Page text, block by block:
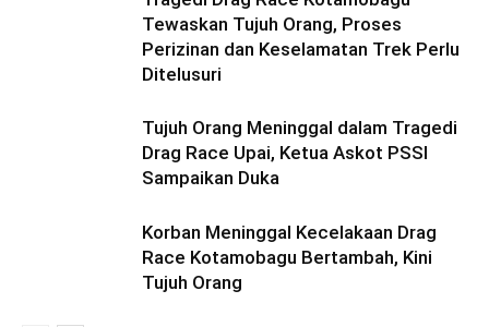
Tewaskan Tujuh Orang, Proses
Perizinan dan Keselamatan Trek Perlu
Ditelusuri
Tujuh Orang Meninggal dalam Tragedi
Drag Race Upai, Ketua Askot PSSI
Sampaikan Duka
Korban Meninggal Kecelakaan Drag
Race Kotamobagu Bertambah, Kini
Tujuh Orang